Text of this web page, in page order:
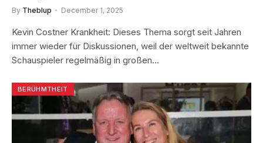
By Theblup December 1, 2025
Kevin Costner Krankheit: Dieses Thema sorgt seit Jahren
immer wieder für Diskussionen, weil der weltweit bekannte
Schauspieler regelmäßig in großen…
BERÜHMTHEIT